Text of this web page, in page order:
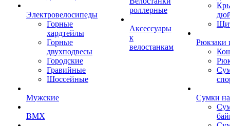
Электровелосипеды
Горные
хардтейлы
Горные
двухподвесы
Городские
Гравийные
Шоссейные
Мужские
BMX
роллерные
Аксессуары
к
велостанкам
Рюкзаки
Сумки